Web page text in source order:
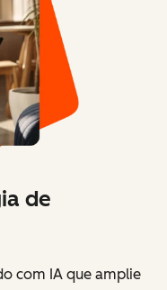
de
com IA que amplie